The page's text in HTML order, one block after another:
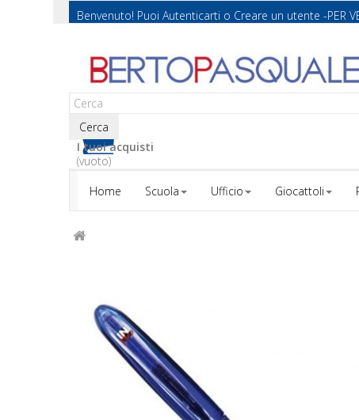
Benvenuto! Puoi Autenticarti o Creare un utente -PER
Cerca
I tuoi acquisti
(vuoto)
Home
Scuola Ufficio Giocattoli